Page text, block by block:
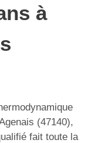
à
(47140),
fait toute la